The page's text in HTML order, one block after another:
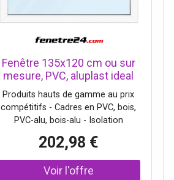
Fenêtre 135x120 cm ou sur
mesure, PVC, aluplast ideal
4000, blanc, 1350x1200 mm,
fenêtre fixe, 1 vantail, double
vitrage
Produits hauts de gamme au prix
compétitifs - Cadres en PVC, bois,
PVC-alu, bois-alu - Isolation
vantaux battants, pivotants, oscillo-
battants.
202,98 €